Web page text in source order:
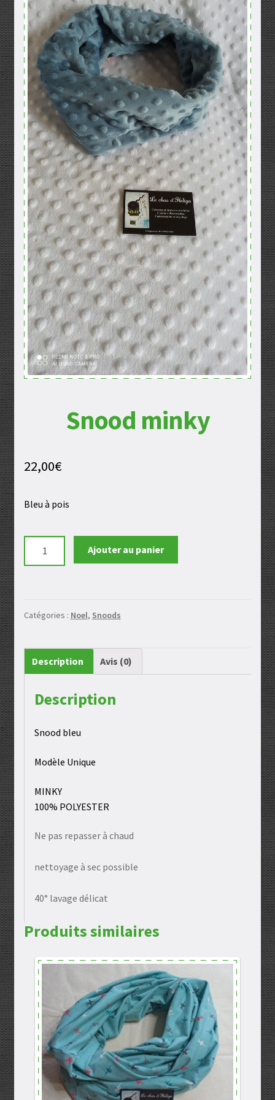
Mentions légales
Mon compte
Panier
Politique de confidentialité
Validation de la commande
Snood minky
22,00€
Bleu à pois
Ajouter au panier
Catégories : Noel, Snoods
Description Avis (0)
Description
Snood bleu
Modèle Unique
MINKY
100% POLYESTER
Ne pas repasser à chaud
nettoyage à sec possible
40° lavage délicat
Produits similaires